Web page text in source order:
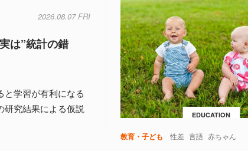
2026.08.07 FRI
は”統計の錯
学習が有利になる
究結果による仮説
EDUCATION
教育・子ども 性差 言語 赤ちゃん